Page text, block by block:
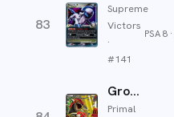
83
Supreme
Victors
·
#141
PSA 8 ·
Groudon EX
Primal